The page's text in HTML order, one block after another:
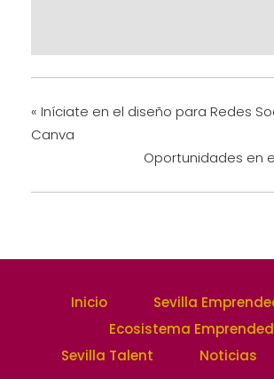
« Iníciate en el diseño para Redes
Canva
Oportunidades en
Inicio
Sevilla
Ecosistema
Sevilla Talent
Noticias